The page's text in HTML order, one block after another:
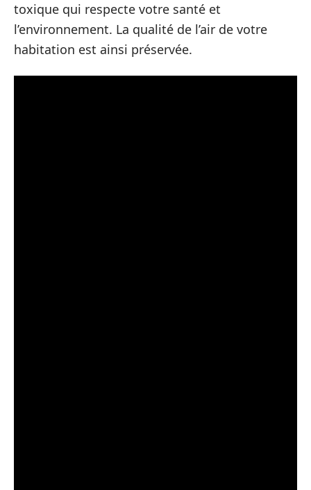
toxique qui respecte votre santé et
l’environnement. La qualité de l’air de votre
habitation est ainsi préservée.